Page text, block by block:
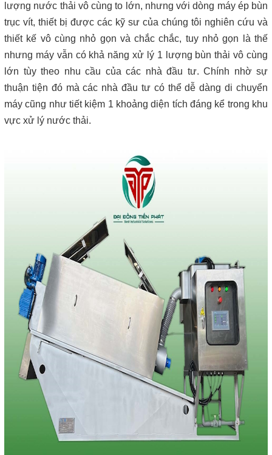
lượng nước thải vô cùng to lớn, nhưng với dòng máy ép bùn
trục vít, thiết bị được các kỹ sư của chúng tôi nghiên cứu và
thiết kế vô cùng nhỏ gọn và chắc chắc, tuy nhỏ gọn là thế
nhưng máy vẫn có khả năng xử lý 1 lượng bùn thải vô cùng
lớn tùy theo nhu cầu của các nhà đầu tư. Chính nhờ sự
thuận tiện đó mà các nhà đầu tư có thể dễ dàng di chuyển
máy cũng như tiết kiệm 1 khoảng diện tích đáng kể trong khu
vực xử lý nước thải.